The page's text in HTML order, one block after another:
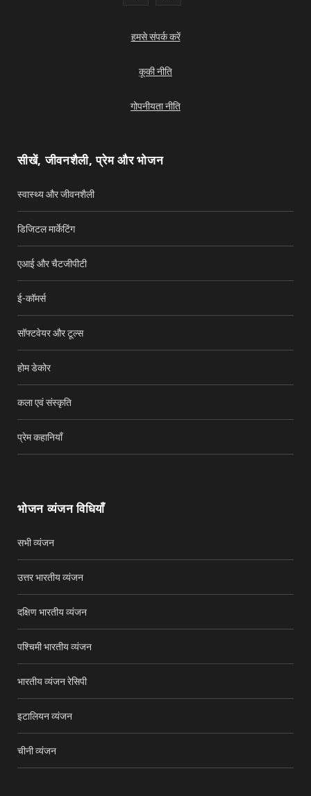
c
e
u
हमसे संपर्क करें
कूकी नीति
गोपनीयता नीति
सीखें, जीवनशैली, प्रेम और भोजन
स्वास्थ्य और जीवनशैली
डिजिटल मार्केटिंग
एआई और चैटजीपीटी
ई-कॉमर्स
सॉफ्टवेयर और टूल्स
होम डेकोर
कला एवं संस्कृति
प्रेम कहानियाँ
भोजन व्यंजन विधियाँ
सभी व्यंजन
उत्तर भारतीय व्यंजन
दक्षिण भारतीय व्यंजन
पश्चिमी भारतीय व्यंजन
भारतीय व्यंजन रेसिपी
इटालियन व्यंजन
चीनी व्यंजन